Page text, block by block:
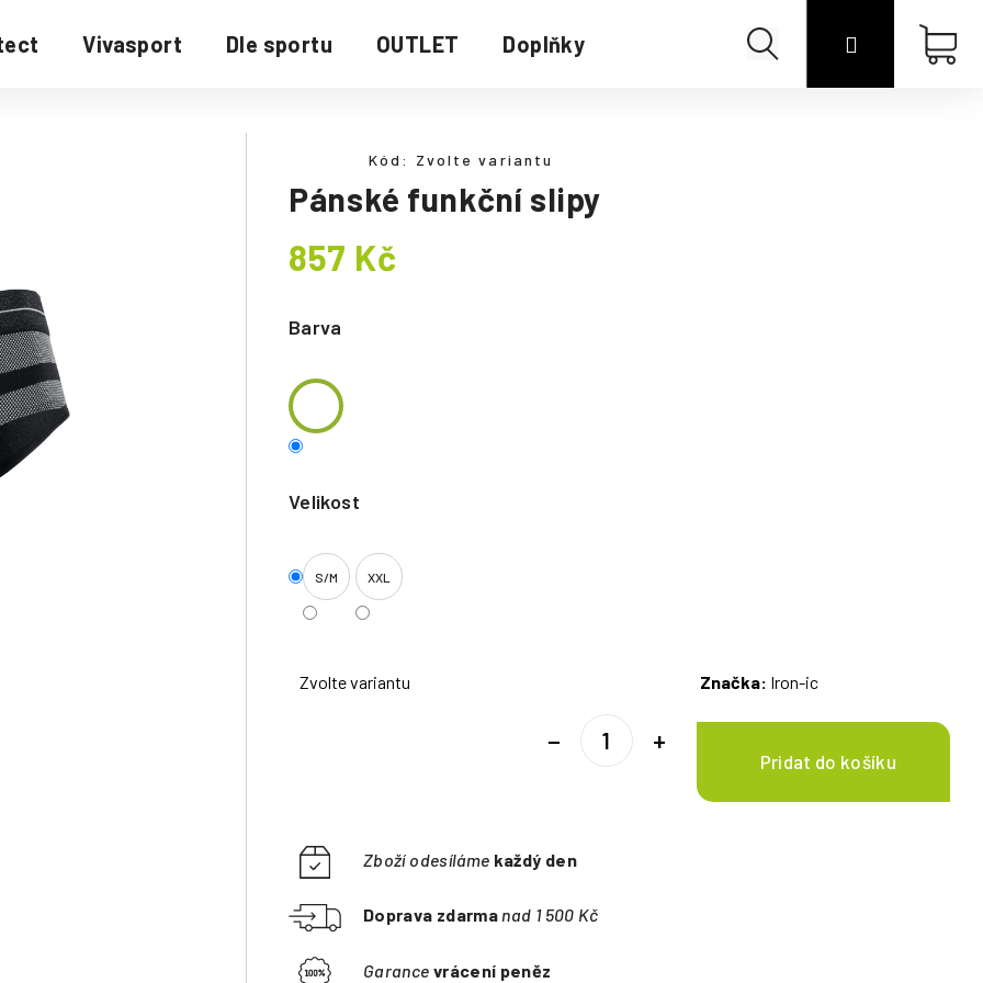
Vivasport Dle sportu OUTLET Doplňky Hledat Přihlášení
Pánské funkční slipy
Barva
Velikost
S/M XXL
Zvolte variantu Značka: Iron-ic
+
−
Zboží odesíláme každý den
Doprava zdarma nad 1 500 Kč
Garance vrácení peněz
Kód: Zvolte variantu
857 Kč